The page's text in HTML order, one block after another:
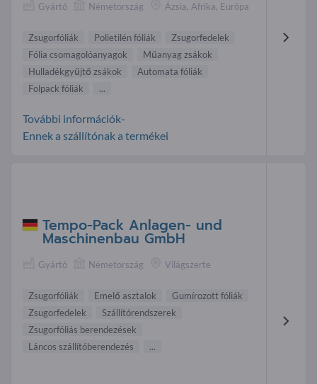
Gyártó Németország Ázsia, Afrika, Európa
Zsugorfóliák Polietilén fóliák
Zsugorfedelek
Fólia csomagolóanyagok
Műanyag zsákok
Hulladékgyűjtő zsákok
Automata fóliák
Folpack fóliák
...
További információk-
Ennek a szállítónak a termékei
Tempo-Pack Anlagen- und
Maschinenbau GmbH
Gyártó Németország Világszerte
Zsugorfóliák Emelő asztalok
Gumírozott fóliák
Zsugorfedelek
Szállítórendszerek
Zsugorfóliás berendezések
Láncos szállítóberendezés
...